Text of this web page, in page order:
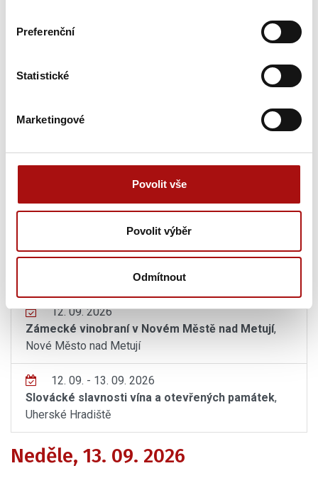
Preferenční
Statistické
Marketingové
Povolit vše
Povolit výběr
Odmítnout
12. 09. 2026
Zářijový večer s cimbálkou ve Valtickém
12. 09. 2026
Březenské vinobraní
, Březno
12. 09. 2026
Vinobraní a dožínky na Kačině, Svatý Mikuláš
12. 09. 2026
Zámecké vinobraní v Novém Městě nad Metují,
Nové Město nad Metují
12. 09. - 13. 09. 2026
Slovácké slavnosti vína a otevřených památek,
Uherské Hradiště
Neděle, 13. 09. 2026